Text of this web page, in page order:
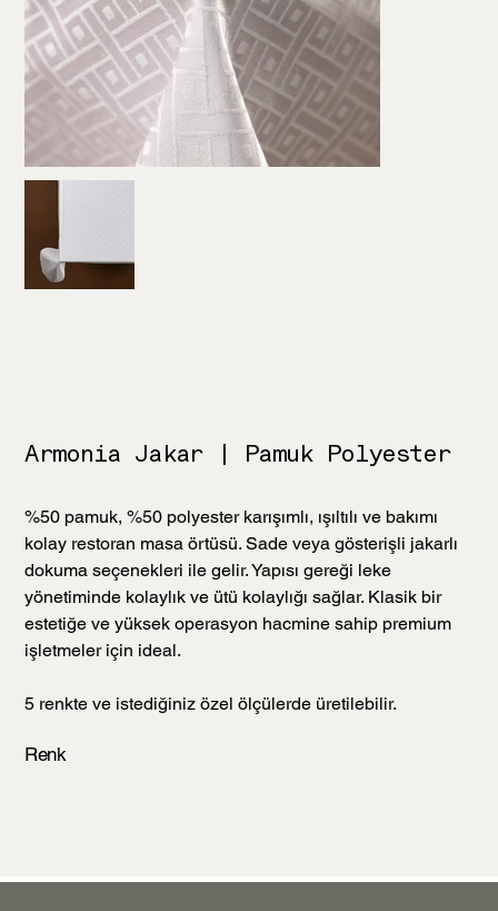
Armonia Jakar | Pamuk Polyester
%50 pamuk, %50 polyester karışımlı, ışıltılı ve bakımı
kolay restoran masa örtüsü. Sade veya gösterişli jakarlı
dokuma seçenekleri ile gelir. Yapısı gereği leke
yönetiminde kolaylık ve ütü kolaylığı sağlar. Klasik bir
estetiğe ve yüksek operasyon hacmine sahip premium
işletmeler için ideal.
5 renkte ve istediğiniz özel ölçülerde üretilebilir.
Renk